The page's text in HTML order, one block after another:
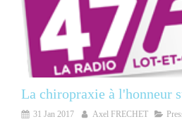
La chiropraxie à l'honneur
31 Jan 2017 Axel FRECHET